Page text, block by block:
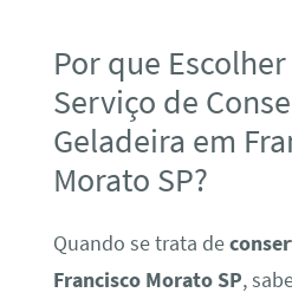
Por que
Serviço de
Geladeira em
Morato SP?
Quando se trata de
Francisco Morato SP,